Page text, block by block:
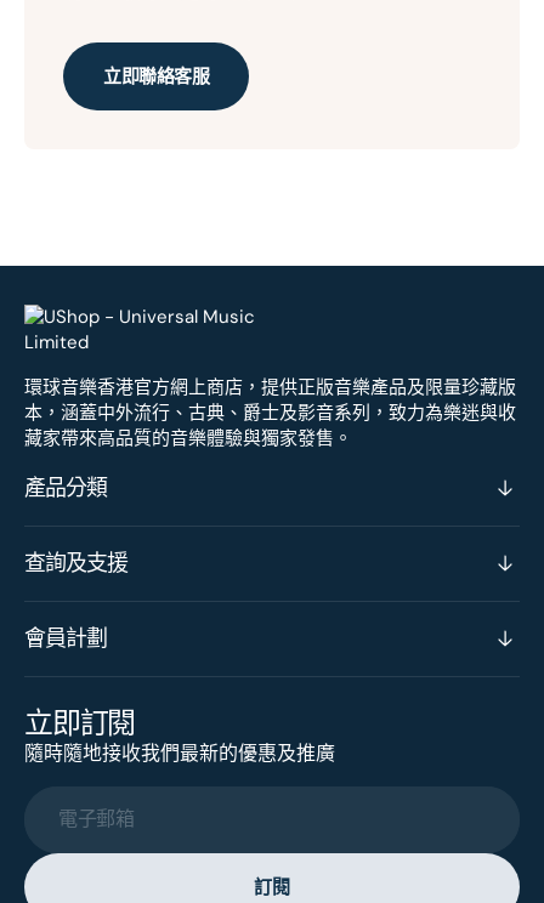
立即聯絡客服
環球音樂香港官方網上商店，提供正版音樂產品及限量珍藏版
本，涵蓋中外流行、古典、爵士及影音系列，致力為樂迷與收
藏家帶來高品質的音樂體驗與獨家發售。
產品分類
查詢及支援
會員計劃
立即訂閱
隨時隨地接收我們最新的優惠及推廣
電子郵箱
訂閱